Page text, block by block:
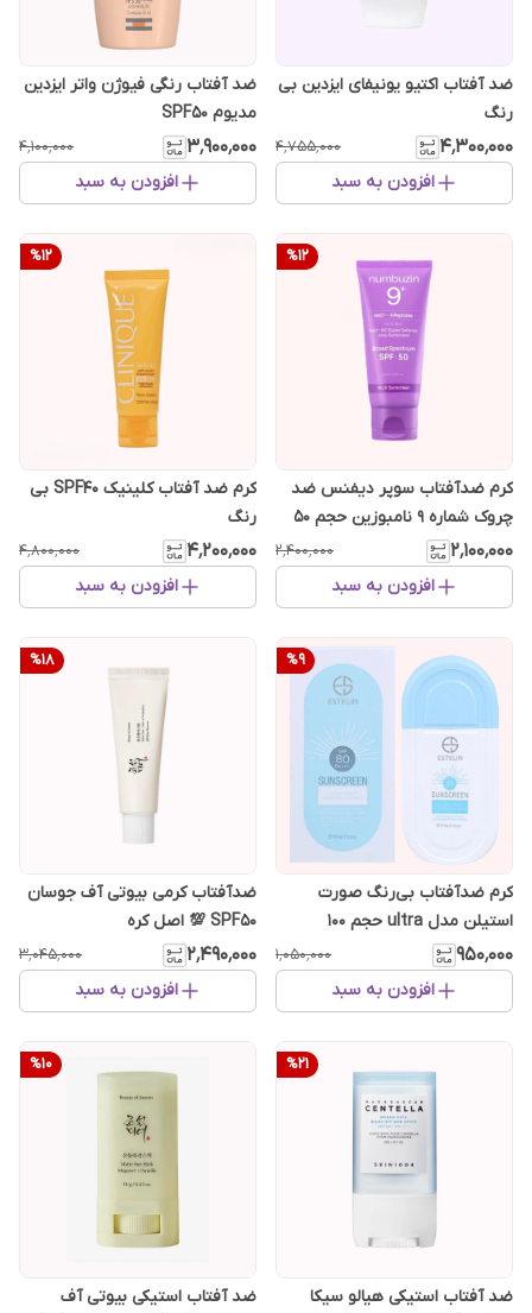
ضد آفتاب اکتیو یونیفای ایزدین بی
رنگ
۴٬۳۰۰٬۰۰۰ ۴٬۷۵۵٬۰۰۰
افزودن به سبد
ضد آفتاب رنگی فیوژن واتر ایزدین
مدیوم SPF50
۳٬۹۰۰٬۰۰۰ ۴٬۱۰۰٬۰۰۰
افزودن به سبد
%12
کرم ضدآفتاب سوپر دیفنس ضد
چروک شماره 9 نامبوزین حجم 50
میل
۲٬۱۰۰٬۰۰۰ ۲٬۴۰۰٬۰۰۰
افزودن به سبد
%12
کرم ضد آفتاب کلینیک SPF40 بی
رنگ
۴٬۲۰۰٬۰۰۰ ۴٬۸۰۰٬۰۰۰
افزودن به سبد
%9
کرم ضدآفتاب بی‌رنگ صورت
استیلن مدل ultra حجم 100
میلی‌لیتر با SPF 80
۹۵۰٬۰۰۰ ۱٬۰۵۰٬۰۰۰
افزودن به سبد
%18
ضدآفتاب کرمی بیوتی آف جوسان
SPF50 💯 اصل کره
۲٬۴۹۰٬۰۰۰ ۳٬۰۴۵٬۰۰۰
افزودن به سبد
%21
ضد آفتاب استیکی هیالو سیکا
%10
ضد آفتاب استیکی بیوتی آف